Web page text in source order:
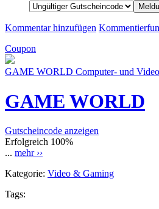
Kommentar hinzufügen
Coupon
GAME WORLD Computer- und
GAME WORLD
Gutscheincode anzeigen
Erfolgreich 100%
... mehr ››
Kategorie: Video & Gaming
Tags: